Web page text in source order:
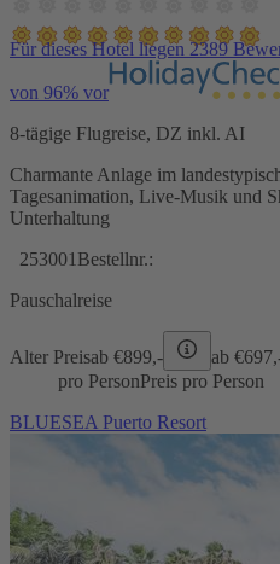
Für dieses Hotel liegen 2389
von 96% vor
8-tägige Flugreise, DZ inkl. AI
Charmante Anlage im
Tagesanimation, Live-Musik und
Unterhaltung
253001 Bestellnr.:
Pauschalreise
Alter Preisab €899,- ab €
pro PersonPreis pro Person
BLUESEA Puerto Resort